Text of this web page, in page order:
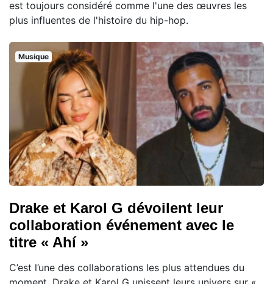
est toujours considéré comme l'une des œuvres les
plus influentes de l'histoire du hip-hop.
Musique
Drake et Karol G dévoilent leur
collaboration événement avec le
titre « Ahí »
C’est l’une des collaborations les plus attendues du